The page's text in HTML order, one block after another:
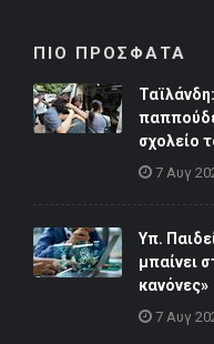
ΠΙΟ ΠΡΟΣΦΑΤΑ
σχολείο
7 Αυγ
Υπ.
μπαίνει
κανόνες»
7 Αυγ